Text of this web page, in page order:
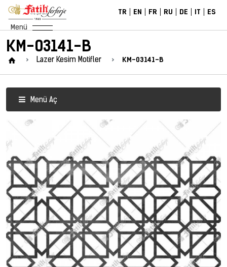
TR EN FR RU DE IT ES
Menü
KM-03141-B
Lazer Kesim Motifler KM-03141-B
Menü Aç